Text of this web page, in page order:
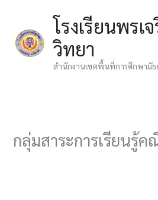
content
โรงเรียนพรเ
วิทยา
สำนักงานเขตพื้นที่การศึกษามั
กลุ่มสาระการเรียนรู้